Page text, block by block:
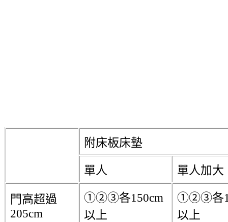
附床板床墊
單人 單人加大
門高超過
205cm
①②③各150cm
以上
①②③各
以上